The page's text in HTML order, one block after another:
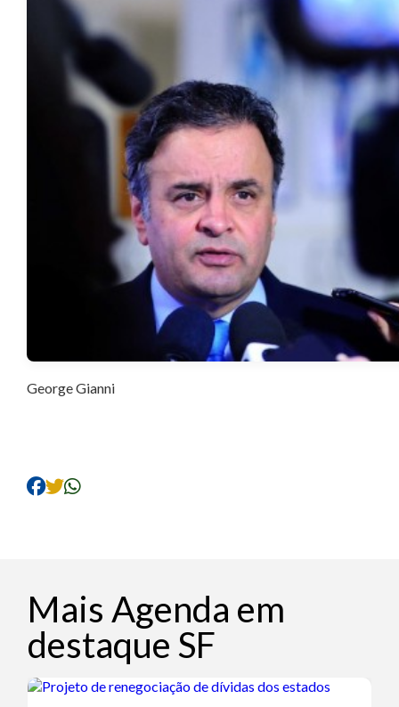
George Gianni
Mais Agenda em
destaque SF